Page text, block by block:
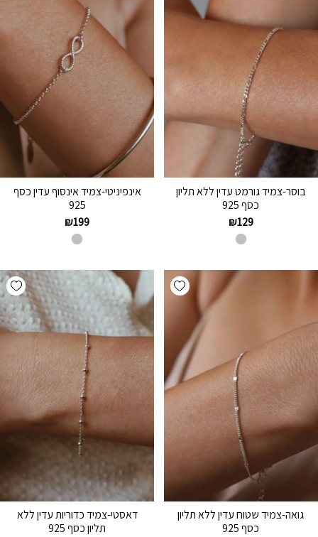
בוסר-צמיד גורמט עדין ללא תליון
כסף 925
₪129
אינפיניטי-צמיד אינסוף עדין כסף
925
₪199
Add wishlist
גואה-צמיד שטוח עדין ללא תליון
כסף 925
דאסטי-צמיד כדוריות עדין ללא
תליון כסף 925